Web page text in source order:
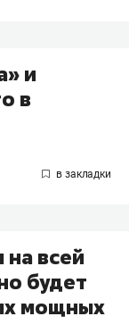
и
в
на всей
будет
мощных